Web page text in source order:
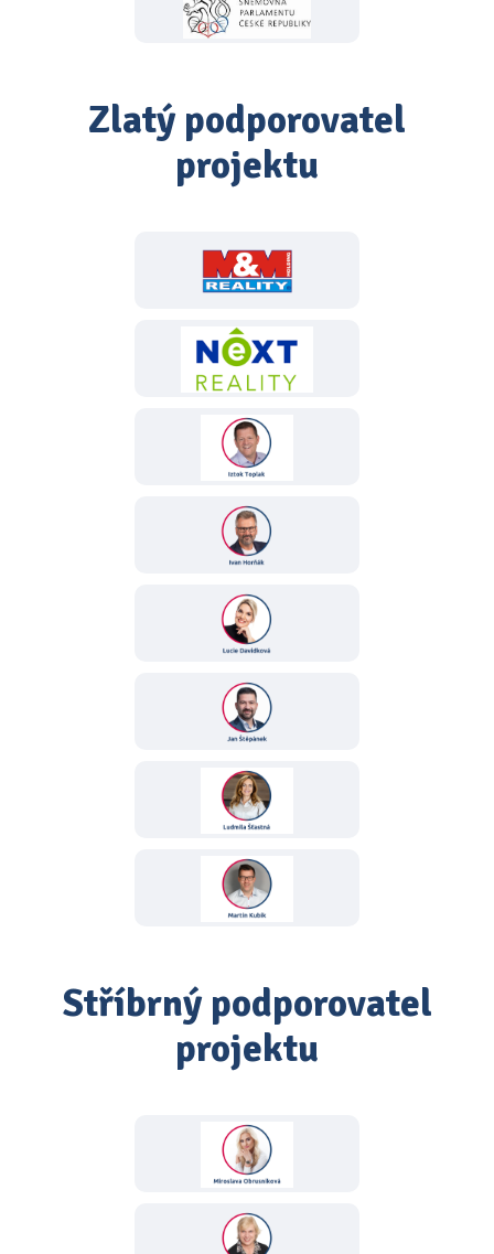
Zlatý podporovatel
projektu
Stříbrný podporovatel
projektu